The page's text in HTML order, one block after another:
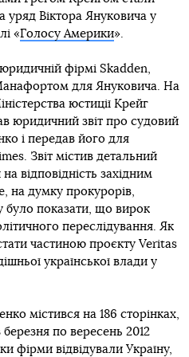
уряд Віктора Януковича у
«Голосу Америки».
фірмі Skadden,
для Януковича. На
юстиції Крейг
юридичний звіт про судовий
і передав його для
Звіт містив детальний
відповідність західним
на думку прокурорів,
показати, що вирок
переслідування. Як
частиною проєкту Veritas
української влади у
містився на 186 сторінках,
по вересень 2012
фірми відвідували Україну,